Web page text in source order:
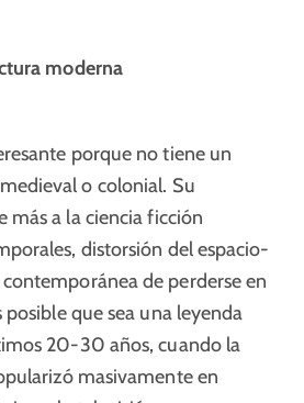
moderna
porque no tiene un
o colonial. Su
más a la ciencia ficción
distorsión del espacio-
de perderse en
que sea una leyenda
20-30 años, cuando la
masivamente en